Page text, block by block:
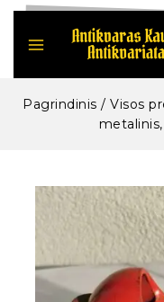
Pagrindinis / Visos